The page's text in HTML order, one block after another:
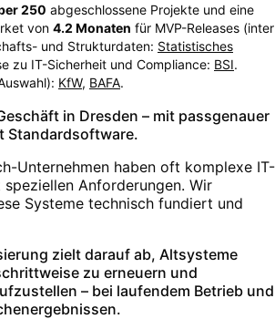
250 abgeschlossene Projekte und eine
von 4.2 Monaten für MVP-Releases
und Strukturdaten: Statistisches
zu IT-Sicherheit und Compliance: BSI.
KfW, BAFA.
in Dresden – mit passgenauer
Standardsoftware.
Unternehmen haben oft komplexe IT-
Anforderungen. Wir
Systeme technisch fundiert und
zielt darauf ab, Altsysteme
zu erneuern und
– bei laufendem Betrieb und